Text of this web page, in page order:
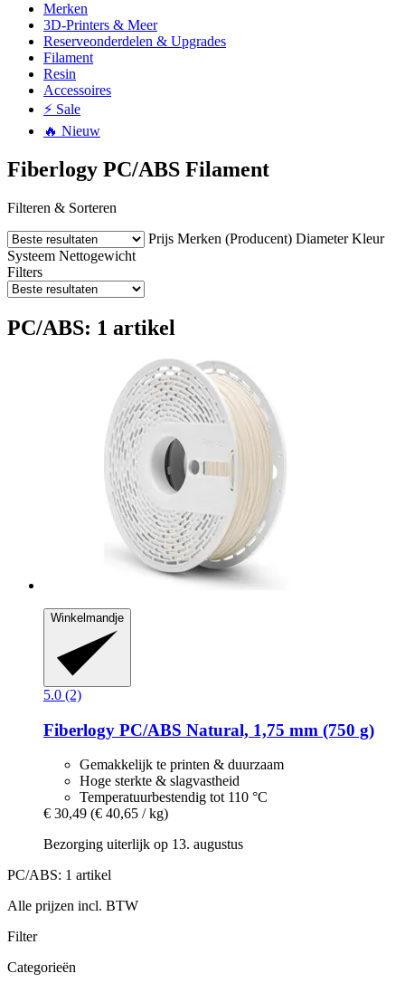
Merken
3D-Printers & Meer
Reserveonderdelen & Upgrades
Filament
Resin
Accessoires
⚡ Sale
🔥 Nieuw
Fiberlogy PC/ABS Filament
Filteren & Sorteren
Prijs Merken (Producent) Diameter Kleur
Systeem Nettogewicht
Filters
PC/ABS: 1 artikel
Winkelmandje
5.0 (2)
Fiberlogy PC/ABS Natural, 1,75 mm (750 g)
Gemakkelijk te printen & duurzaam
Hoge sterkte & slagvastheid
Temperatuurbestendig tot 110 °C
€ 30,49 (€ 40,65 / kg)
Bezorging uiterlijk op 13. augustus
PC/ABS: 1 artikel
Alle prijzen incl. BTW
Filter
Categorieën